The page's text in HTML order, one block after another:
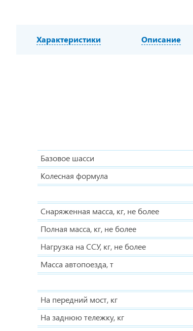
Характеристики Описание
Базовое шасси
Колесная формула
Снаряженная масса, кг, не более
Полная масса, кг, не более
Нагрузка на ССУ, кг, не более
Масса автопоезда, т
На передний мост, кг
На заднюю тележку, кг